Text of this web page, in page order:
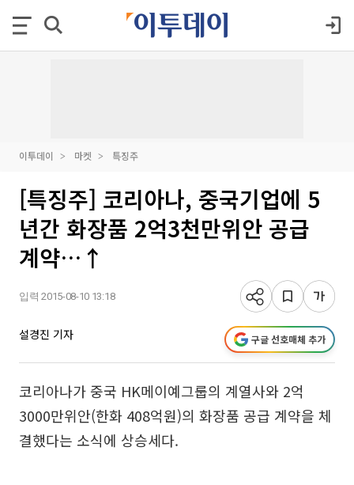
이투데이 마켓 특징주
[특징주] 코리아나, 중국기업에 5
년간 화장품 2억3천만위안 공급
계약…↑
입력 2015-08-10 13:18
설경진 기자 구글 선호매체 추가
코리아나가 중국 HK메이예그룹의 계열사와 2억
3000만위안(한화 408억원)의 화장품 공급 계약을 체
결했다는 소식에 상승세다.